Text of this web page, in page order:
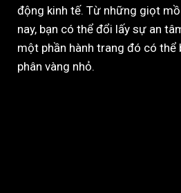
động kinh tế. Từ những giọt
nay, bạn có thể đổi lấy sự an
một phần hành trang đó có
phân vàng nhỏ.